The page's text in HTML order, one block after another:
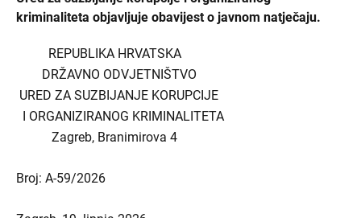
kriminaliteta objavljuje obavijest o javnom natječaju.
REPUBLIKA HRVATSKA
DRŽAVNO ODVJETNIŠTVO
URED ZA SUZBIJANJE KORUPCIJE
I ORGANIZIRANOG KRIMINALITETA
Zagreb, Branimirova 4
Broj: A-59/2026